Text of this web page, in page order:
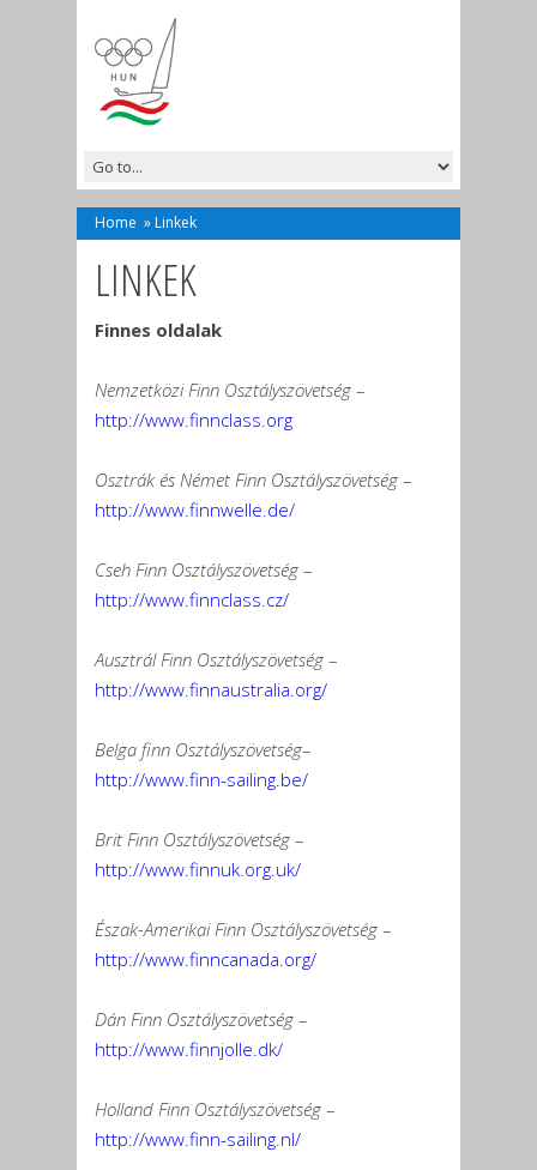
Home » Linkek
LINKEK
Finnes oldalak
Nemzetközi Finn Osztályszövetség –
http://www.finnclass.org
Osztrák és Német Finn Osztályszövetség –
http://www.finnwelle.de/
Cseh Finn Osztályszövetség –
http://www.finnclass.cz/
Ausztrál Finn Osztályszövetség –
http://www.finnaustralia.org/
Belga finn Osztályszövetség–
http://www.finn-sailing.be/
Brit Finn Osztályszövetség –
http://www.finnuk.org.uk/
Észak-Amerikai Finn Osztályszövetség –
http://www.finncanada.org/
Dán Finn Osztályszövetség –
http://www.finnjolle.dk/
Holland Finn Osztályszövetség –
http://www.finn-sailing.nl/